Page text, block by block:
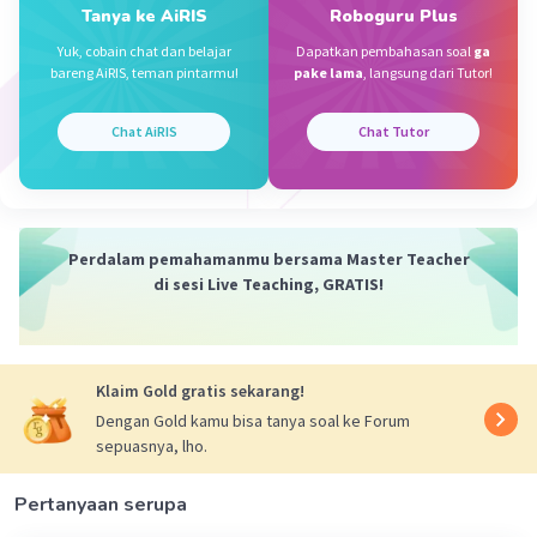
Jadi keliling bangun tersebut adalah282 cm
Beri Rating·3.0(2) Balas
Iklan
Community Level 16
Diketahui:
• r = 42
• π = 22/7
Ditanya:
Keliling (k)?
K=keliling 3/4 lingkaran+2×r
Tanya ke AiRIS
Yuk, cobain chat dan belajar
bareng AiRIS, teman pintarmu!
Chat AiRIS
Roboguru Plus
Dapatkan pembahasan soal ga
pake lama, langsung dari Tutor!
Chat Tutor
Perdalam pemahamanmu bersama Master Teacher
di sesi Live Teaching, GRATIS!
Klaim Gold gratis sekarang!
Dengan Gold kamu bisa tanya soal ke Forum
sepuasnya, lho.
Pertanyaan serupa